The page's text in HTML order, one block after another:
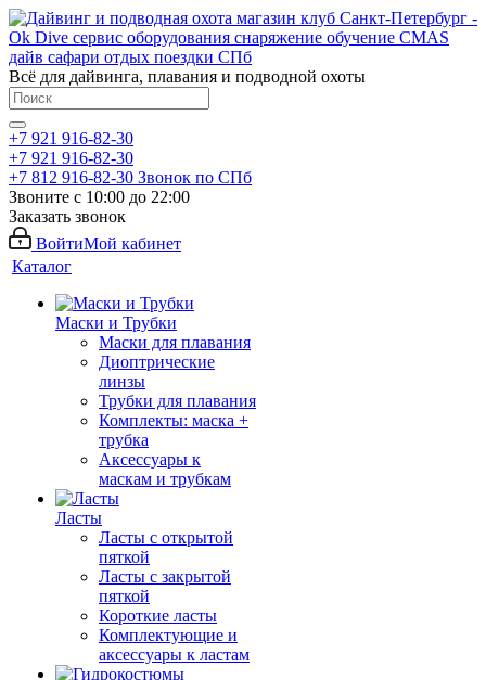
Всё для дайвинга, плавания и подводной охоты
+7 921 916-82-30
+7 921 916-82-30
+7 812 916-82-30 Звонок по СПб
Звоните с 10:00 до 22:00
Заказать звонок
ВойтиМой кабинет
Каталог
Маски и Трубки
Маски для плавания
Диоптрические
линзы
Трубки для плавания
Комплекты: маска +
трубка
Аксессуары к
маскам и трубкам
Ласты
Ласты с открытой
пяткой
Ласты с закрытой
пяткой
Короткие ласты
Комплектующие и
аксессуары к ластам